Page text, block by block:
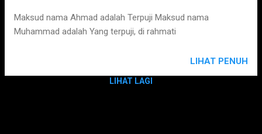
Maksud nama Ahmad adalah Terpuji Maksud nama
Muhammad adalah Yang terpuji, di rahmati
LIHAT PENUH
LIHAT LAGI